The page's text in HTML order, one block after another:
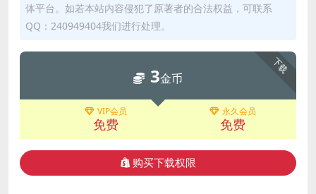
体平台。如若本站内容侵犯了原著者的合法权益，可联系
QQ：240949404我们进行处理。
下载
3金币
VIP会员
免费
永久会员
免费
购买下载权限